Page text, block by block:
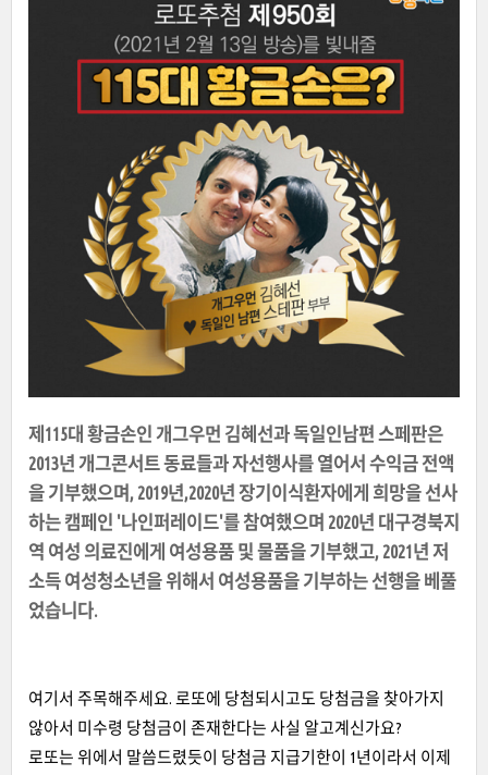
제115대 황금손인 개그우먼 김혜선과 독일인남편 스페판은
2013년 개그콘서트 동료들과 자선행사를 열어서 수익금 전액
을 기부했으며, 2019년,2020년 장기이식환자에게 희망을 선사
하는 캠페인 '나인퍼레이드'를 참여했으며 2020년 대구경북지
역 여성 의료진에게 여성용품 및 물품을 기부했고, 2021년 저
소득 여성청소년을 위해서 여성용품을 기부하는 선행을 베풀
었습니다.
여기서 주목해주세요. 로또에 당첨되시고도 당첨금을 찾아가지
않아서 미수령 당첨금이 존재한다는 사실 알고계신가요?
로또는 위에서 말씀드렸듯이 당첨금 지급기한이 1년이라서 이제